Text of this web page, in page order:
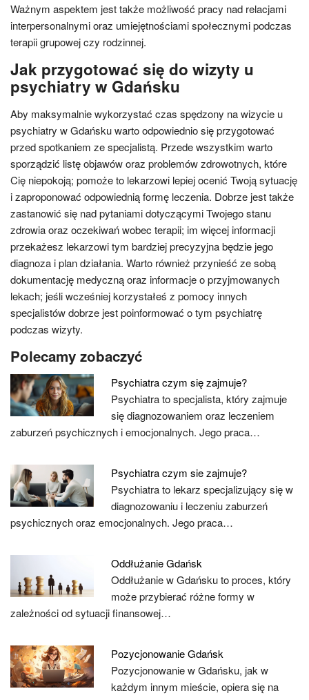
Ważnym aspektem jest także możliwość pracy nad relacjami
interpersonalnymi oraz umiejętnościami społecznymi podczas
terapii grupowej czy rodzinnej.
Jak przygotować się do wizyty u
psychiatry w Gdańsku
Aby maksymalnie wykorzystać czas spędzony na wizycie u
psychiatry w Gdańsku warto odpowiednio się przygotować
przed spotkaniem ze specjalistą. Przede wszystkim warto
sporządzić listę objawów oraz problemów zdrowotnych, które
Cię niepokoją; pomoże to lekarzowi lepiej ocenić Twoją sytuację
i zaproponować odpowiednią formę leczenia. Dobrze jest także
zastanowić się nad pytaniami dotyczącymi Twojego stanu
zdrowia oraz oczekiwań wobec terapii; im więcej informacji
przekażesz lekarzowi tym bardziej precyzyjna będzie jego
diagnoza i plan działania. Warto również przynieść ze sobą
dokumentację medyczną oraz informacje o przyjmowanych
lekach; jeśli wcześniej korzystałeś z pomocy innych
specjalistów dobrze jest poinformować o tym psychiatrę
podczas wizyty.
Polecamy zobaczyć
Psychiatra czym się zajmuje?
Psychiatra to specjalista, który zajmuje
się diagnozowaniem oraz leczeniem
zaburzeń psychicznych i emocjonalnych. Jego praca…
Psychiatra czym sie zajmuje?
Psychiatra to lekarz specjalizujący się w
diagnozowaniu i leczeniu zaburzeń
psychicznych oraz emocjonalnych. Jego praca…
Oddłużanie Gdańsk
Oddłużanie w Gdańsku to proces, który
może przybierać różne formy w
zależności od sytuacji finansowej…
Pozycjonowanie Gdańsk
Pozycjonowanie w Gdańsku, jak w
każdym innym mieście, opiera się na